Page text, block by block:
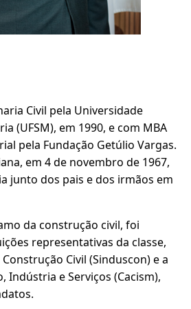
Civil pela Universidade
(UFSM), em 1990, e com MBA
pela Fundação Getúlio Vargas.
em 4 de novembro de 1967,
junto dos pais e dos irmãos em
da construção civil, foi
representativas da classe,
Civil (Sinduscon) e a
Indústria e Serviços (Cacism),